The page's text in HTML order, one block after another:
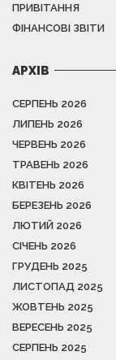
ПРИВІТАННЯ
ФІНАНСОВІ ЗВІТИ
АРХІВ
СЕРПЕНЬ 2026
ЛИПЕНЬ 2026
ЧЕРВЕНЬ 2026
ТРАВЕНЬ 2026
КВІТЕНЬ 2026
БЕРЕЗЕНЬ 2026
ЛЮТИЙ 2026
СІЧЕНЬ 2026
ГРУДЕНЬ 2025
ЛИСТОПАД 2025
ЖОВТЕНЬ 2025
ВЕРЕСЕНЬ 2025
СЕРПЕНЬ 2025